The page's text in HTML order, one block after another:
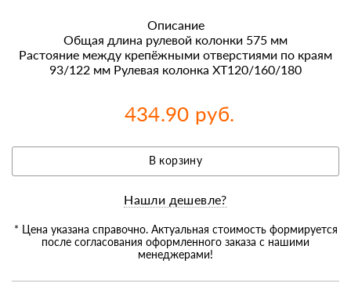
Описание
Общая длина рулевой колонки 575 мм
Растояние между крепёжными отверстиями по краям
93/122 мм Рулевая колонка XT120/160/180
434.90 руб.
В корзину
Нашли дешевле?
* Цена указана справочно. Актуальная стоимость формируется
после согласования оформленного заказа с нашими
менеджерами!